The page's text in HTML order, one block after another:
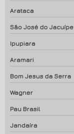
Arataca
São José do Jacuípe
Ipupiara
Aramari
Bom Jesus da Serra
Wagner
Pau Brasil
Jandaíra